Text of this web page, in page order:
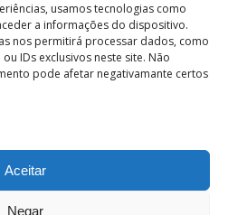
usamos tecnologias como
a informações do dispositivo.
nos permitirá processar dados, como
IDs exclusivos neste site. Não
pode afetar negativamante certos
Aceitar
Negar